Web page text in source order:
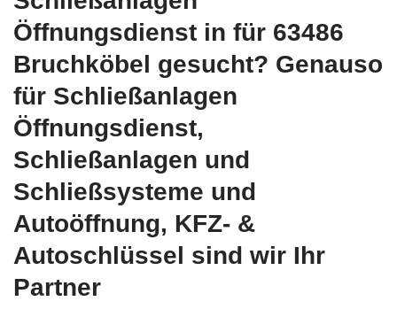
Öffnungsdienst in für 63486
Bruchköbel gesucht? Genauso
für Schließanlagen
Öffnungsdienst,
Schließanlagen und
Schließsysteme und
Autoöffnung, KFZ- &
Autoschlüssel sind wir Ihr
Partner